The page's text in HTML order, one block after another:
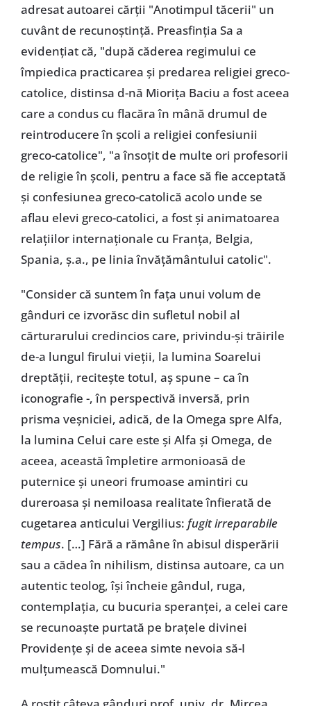
adresat autoarei cărții "Anotimpul tăcerii" un
cuvânt de recunoștință. Preasfinția Sa a
evidențiat că, "după căderea regimului ce
împiedica practicarea și predarea religiei greco-
catolice, distinsa d-nă Miorița Baciu a fost aceea
care a condus cu flacăra în mână drumul de
reintroducere în școli a religiei confesiunii
greco-catolice", "a însoțit de multe ori profesorii
de religie în școli, pentru a face să fie acceptată
și confesiunea greco-catolică acolo unde se
aflau elevi greco-catolici, a fost și animatoarea
relațiilor internaționale cu Franța, Belgia,
Spania, ș.a., pe linia învățământului catolic".
"Consider că suntem în fața unui volum de
gânduri ce izvorăsc din sufletul nobil al
cărturarului credincios care, privindu-și trăirile
de-a lungul firului vieții, la lumina Soarelui
dreptății, recitește totul, aș spune – ca în
iconografie -, în perspectivă inversă, prin
prisma veșniciei, adică, de la Omega spre Alfa,
la lumina Celui care este și Alfa și Omega, de
aceea, această împletire armonioasă de
puternice și uneori frumoase amintiri cu
dureroasa și nemiloasa realitate înfierată de
cugetarea anticului Vergilius: fugit irreparabile
tempus. […] Fără a rămâne în abisul disperării
sau a cădea în nihilism, distinsa autoare, ca un
autentic teolog, își încheie gândul, ruga,
contemplația, cu bucuria speranței, a celei care
se recunoaște purtată pe brațele divinei
Providențe și de aceea simte nevoia să-I
mulțumească Domnului."